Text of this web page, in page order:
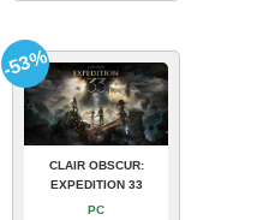
CLAIR OBSCUR:
EXPEDITION 33
PC
-53%